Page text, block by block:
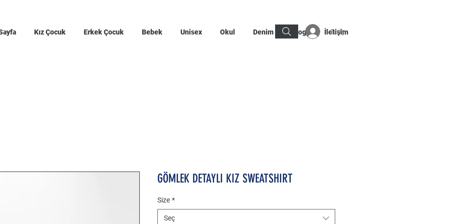
Kız Çocuk Erkek Çocuk Bebek Unisex Okul Denim Blog İletişim
Giriş
GÖMLEK DETAYLI KIZ SWEATSHIRT
Size *
Seç